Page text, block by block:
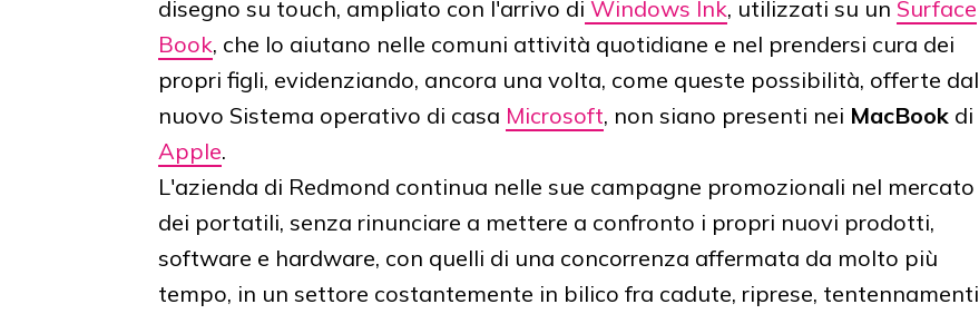
disegno su touch, ampliato con l'arrivo di Windows Ink, utilizzati su un Surface
Book, che lo aiutano nelle comuni attività quotidiane e nel prendersi cura dei
propri figli, evidenziando, ancora una volta, come queste possibilità, offerte dal
nuovo Sistema operativo di casa Microsoft, non siano presenti nei MacBook di
Apple.
L'azienda di Redmond continua nelle sue campagne promozionali nel mercato
dei portatili, senza rinunciare a mettere a confronto i propri nuovi prodotti,
software e hardware, con quelli di una concorrenza affermata da molto più
tempo, in un settore costantemente in bilico fra cadute, riprese, tentennamenti